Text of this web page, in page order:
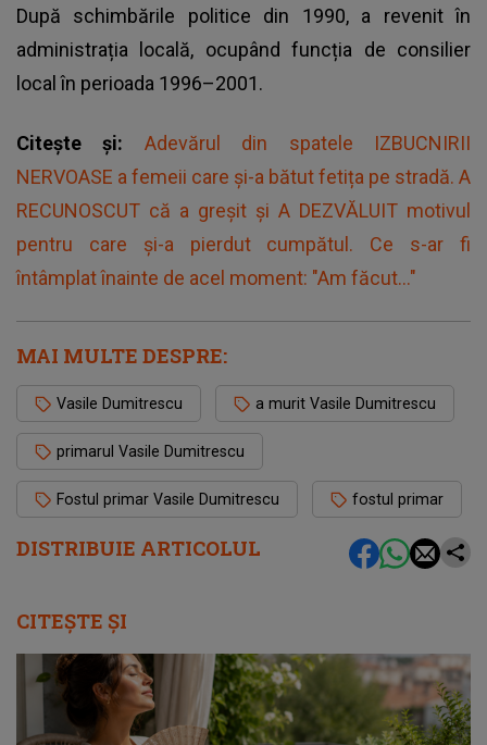
DISTRIBUIE ARTICOLUL
După schimbările politice din 1990, a revenit în
administrația locală, ocupând funcția de consilier
local în perioada 1996–2001.
Citește și: Adevărul din spatele IZBUCNIRII
NERVOASE a femeii care și-a bătut fetița pe stradă. A
RECUNOSCUT că a greșit și A DEZVĂLUIT motivul
pentru care și-a pierdut cumpătul. Ce s-ar fi
întâmplat înainte de acel moment: "Am făcut..."
MAI MULTE DESPRE:
Vasile Dumitrescu a murit Vasile Dumitrescu
primarul Vasile Dumitrescu
Fostul primar Vasile Dumitrescu fostul primar
CITEȘTE ȘI